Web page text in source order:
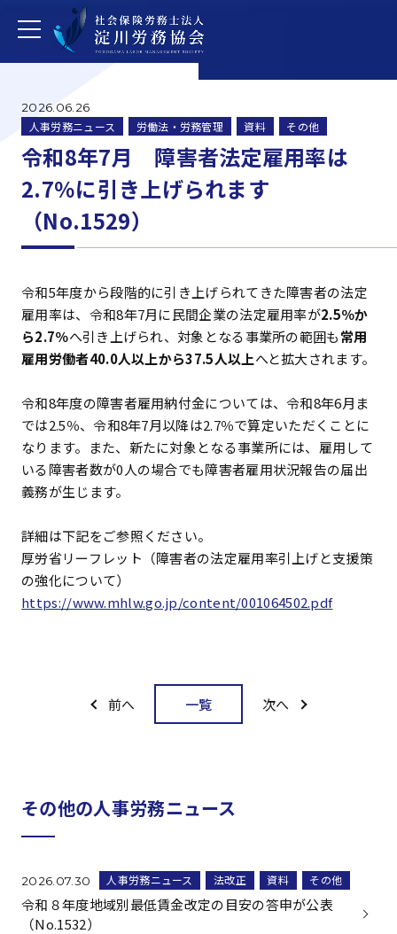
2026.06.26
人事労務ニュース 労働法・労務管理 資料 その他
令和8年7月 障害者法定雇用率は
2.7％に引き上げられます
（No.1529）
令和5年度から段階的に引き上げられてきた障害者の法定
雇用率は、令和8年7月に民間企業の法定雇用率が2.5％か
ら2.7％へ引き上げられ、対象となる事業所の範囲も常用
雇用労働者40.0人以上から37.5人以上へと拡大されます。
令和8年度の障害者雇用納付金については、令和8年6月ま
では2.5％、令和8年7月以降は2.7％で算定いただくことに
なります。また、新たに対象となる事業所には、雇用して
いる障害者数が0人の場合でも障害者雇用状況報告の届出
義務が生じます。
詳細は下記をご参照ください。
厚労省リーフレット（障害者の法定雇用率引上げと支援策
の強化について）
https://www.mhlw.go.jp/content/001064502.pdf
前へ 一覧 次へ
その他の人事労務ニュース
2026.07.30 人事労務ニュース 法改正 資料 その他
令和８年度地域別最低賃金改定の目安の答申が公表
（No.1532）